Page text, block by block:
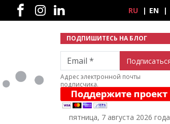
Социальные сети
RU EN
ПОДПИШИТЕСЬ НА БЛОГ
Email
Адрес электронной почты
подписчика.
пятница, 7 августа 2026 года